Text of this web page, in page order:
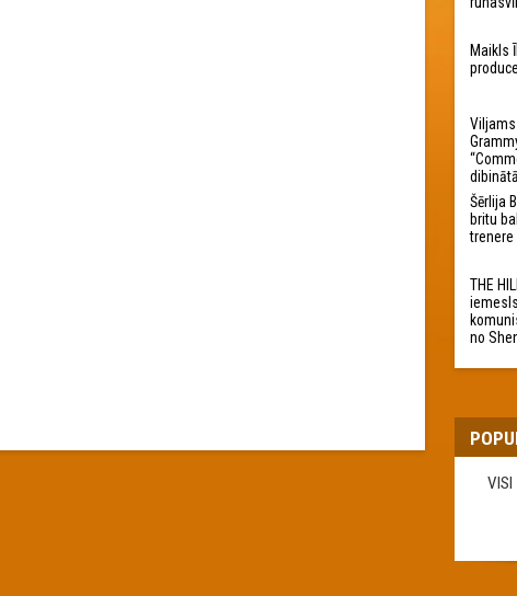
Maikls
Šērlija
britu
THE
no
VISI